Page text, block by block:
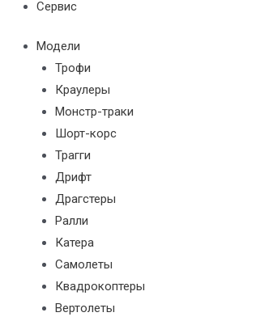
Сервис
Модели
Трофи
Краулеры
Монстр-траки
Шорт-корс
Трагги
Дрифт
Драгстеры
Ралли
Катера
Самолеты
Квадрокоптеры
Вертолеты